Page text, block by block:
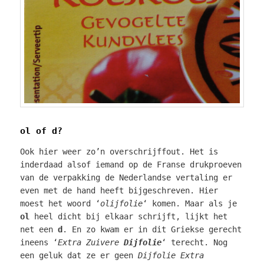
ol of d?
Ook hier weer zo’n overschrijffout. Het is
inderdaad alsof iemand op de Franse drukproeven
van de verpakking de Nederlandse vertaling er
even met de hand heeft bijgeschreven. Hier
moest het woord ‘olijfolie‘ komen. Maar als je
ol heel dicht bij elkaar schrijft, lijkt het
net eend . En zo kwam er in dit Griekse gerecht
ineens ‘Extra ZuivereDijfolie‘ terecht. Nog
een geluk dat ze er geenDijfolie Extra